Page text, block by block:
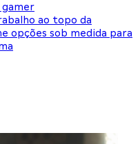
gamer
ao topo da
opções sob medida para